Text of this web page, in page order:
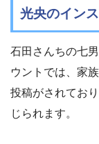
光央のイン
石田さんちの七
ウントでは、家
投稿がされてお
じられます。